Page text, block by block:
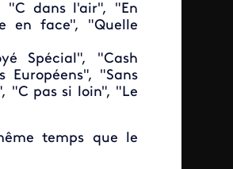
"C dans l'air", "En
en face", "Quelle
Spécial", "Cash
"Sans
"C pas si loin", "Le
temps que le